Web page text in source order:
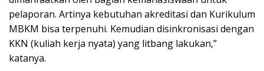
pelaporan. Artinya kebutuhan akreditasi dan Kurikulum
MBKM bisa terpenuhi. Kemudian disinkronisasi dengan
KKN (kuliah kerja nyata) yang litbang lakukan,”
katanya.